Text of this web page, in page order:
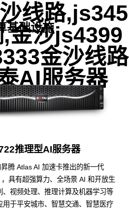
基础设施
线路,js345
金沙js4399
金沙线路
AI服务器
推理型AI服务器
腾 Atlas AI 加速卡推出的新一代
具有超强算力、全场景 AI 和开放生
视频处理、推理计算及机器学习等
于平安城市、智慧交通、智慧医疗